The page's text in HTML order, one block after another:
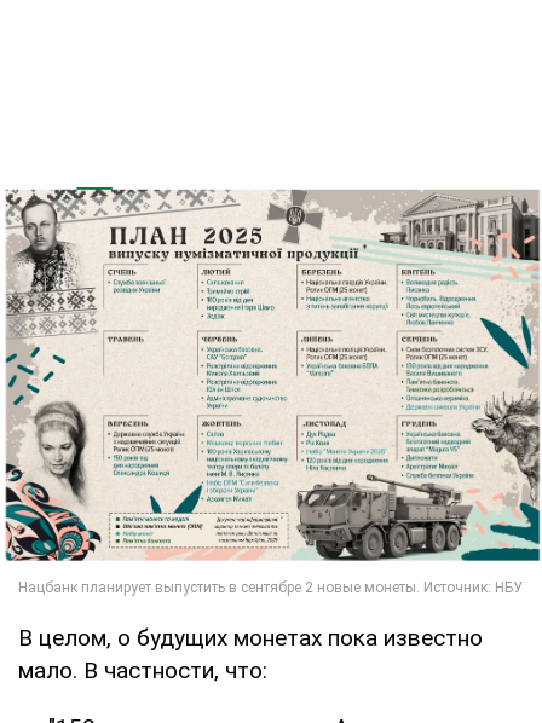
В целом, о будущих монетах пока известно
мало. В частности, что: